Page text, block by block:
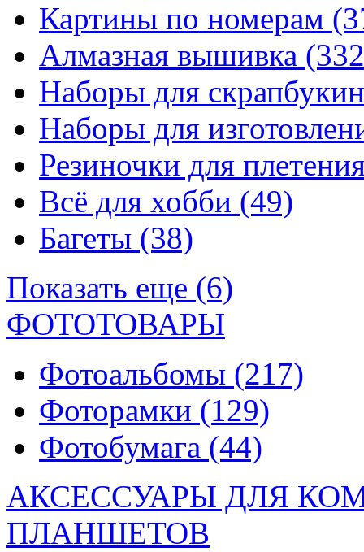
Картины по номерам
Алмазная вышивка
Наборы для
Наборы для
Резиночки для
Всё для хобби (49)
Багеты (38)
Показать еще (6)
ФОТОТОВАРЫ
Фотоальбомы (217)
Фоторамки (129)
Фотобумага (44)
АКСЕССУАРЫ ДЛЯ
ПЛАНШЕТОВ